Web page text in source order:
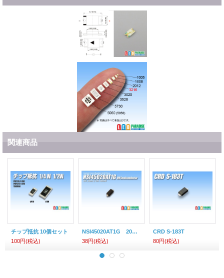
関連商品
チップ抵抗 10個セット
100円(税込)
NSI45020AT1G 20mA CCR
38円(税込)
CRD S-183T
80円(税込)